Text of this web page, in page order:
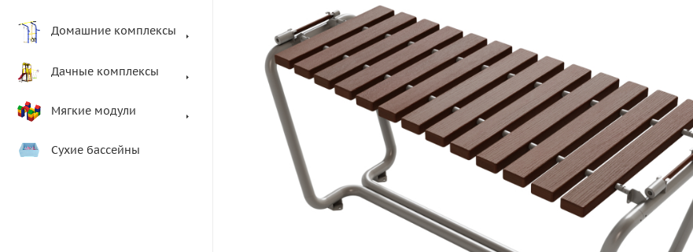
Домашние комплексы
Дачные комплексы
Мягкие модули
Сухие бассейны